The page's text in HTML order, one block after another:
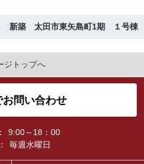
新築 太田市東矢島町1期 １号棟
ジトップへ
お問い合わせ
9:00～18：00
毎週水曜日